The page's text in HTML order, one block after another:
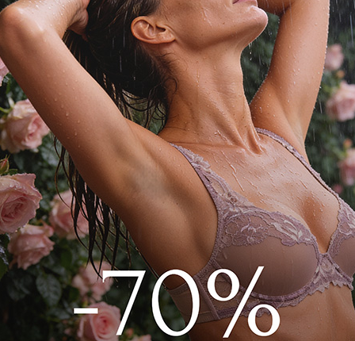
посадке. Передняя панель
прозрачного тюля в сочетании с
и цветочным узором. Роскошная
с соблазнительным вырезом
S13X.Braziliana Черный